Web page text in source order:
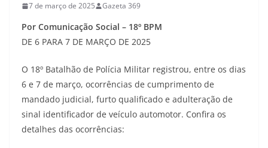
7 de março de 2025 Gazeta 369
Por Comunicação Social – 18º BPM
DE 6 PARA 7 DE MARÇO DE 2025
O 18º Batalhão de Polícia Militar registrou, entre os dias
6 e 7 de março, ocorrências de cumprimento de
mandado judicial, furto qualificado e adulteração de
sinal identificador de veículo automotor. Confira os
detalhes das ocorrências: